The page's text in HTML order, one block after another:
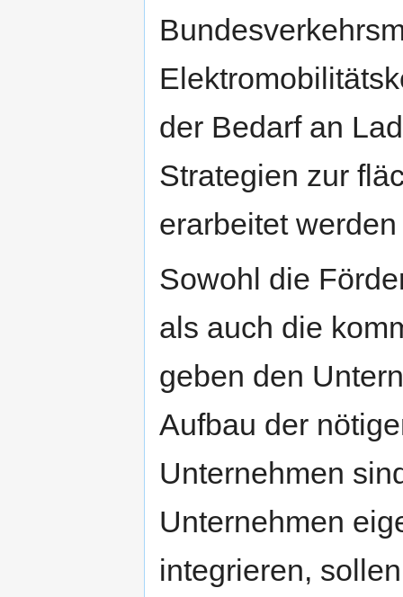
der Bedarf an
Strategien zur
erarbeitet
Sowohl die
als auch die
geben den
Aufbau der
Unternehmen
Unternehmen
integrieren,